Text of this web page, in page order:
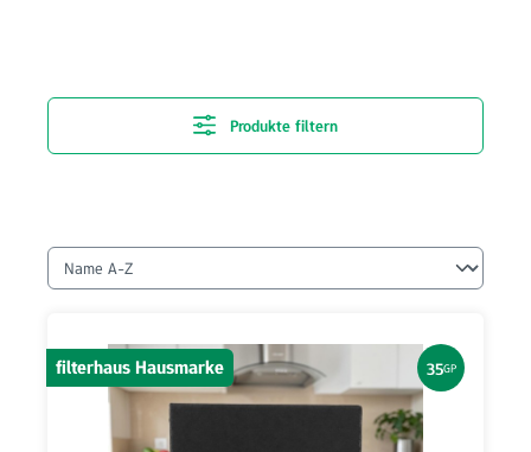
Produkte filtern
filterhaus Hausmarke 35GP